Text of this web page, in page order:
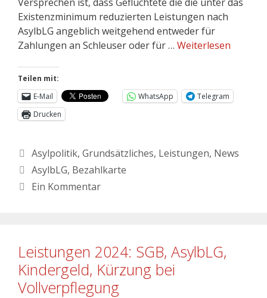
Existenzminimum reduzierten Leistungen nach
AsylbLG angeblich weitgehend entweder für
Zahlungen an Schleuser oder für … Weiterlesen
Teilen mit:
E-Mail
WhatsApp
Telegram
Drucken
Asylpolitik, Grundsätzliches, Leistungen, News
AsylbLG, Bezahlkarte
Ein Kommentar
Leistungen 2024: SGB, AsylbLG,
Kindergeld, Kürzung bei
Vollverpflegung